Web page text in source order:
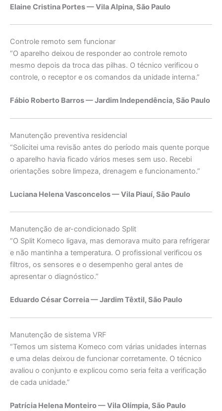
Elaine Cristina Portes — Vila Alpina, São Paulo
Controle remoto sem funcionar
“O aparelho deixou de responder ao controle remoto
mesmo depois da troca das pilhas. O técnico verificou o
controle, o receptor e os comandos da unidade interna.”
Fábio Roberto Barros — Jardim Independência, São Paulo
Manutenção preventiva residencial
“Solicitei uma revisão antes do período mais quente porque
o aparelho havia ficado vários meses sem uso. Recebi
orientações sobre limpeza, drenagem e funcionamento.”
Luciana Helena Vasconcelos — Vila Piauí, São Paulo
Manutenção de ar-condicionado Split
“O Split Komeco ligava, mas demorava muito para refrigerar
e não mantinha a temperatura. O profissional verificou os
filtros, os sensores e o desempenho geral antes de
apresentar o diagnóstico.”
Eduardo César Correia — Jardim Têxtil, São Paulo
Manutenção de sistema VRF
“Temos um sistema Komeco com várias unidades internas
e uma delas deixou de funcionar corretamente. O técnico
avaliou o conjunto e explicou como seria feita a verificação
de cada unidade.”
Patrícia Helena Monteiro — Vila Olímpia, São Paulo